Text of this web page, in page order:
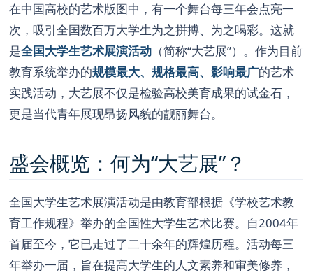
在中国高校的艺术版图中，有一个舞台每三年会点亮一
次，吸引全国数百万大学生为之拼搏、为之喝彩。这就
是全国大学生艺术展演活动 （简称“大艺展”）。作为目前
教育系统举办的规模最大、规格最高、影响最广的艺术
实践活动，大艺展不仅是检验高校美育成果的试金石，
更是当代青年展现昂扬风貌的靓丽舞台。
盛会概览：何为“大艺展”？
全国大学生艺术展演活动是由教育部根据《学校艺术教
育工作规程》举办的全国性大学生艺术比赛。自2004年
首届至今，它已走过了二十余年的辉煌历程。活动每三
年举办一届，旨在提高大学生的人文素养和审美修养，